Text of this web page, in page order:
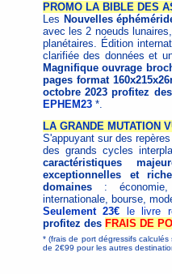
PROMO LA BIBLE DES
Les Nouvelles
avec les 2 noeuds
planétaires. Édition
clarifiée des données et
Magnifique ouvrage
pages format
octobre 2023 profitez
EPHEM23 *.
LA GRANDE MUTATION
S'appuyant sur des
des grands cycles
caractéristiques
exceptionnelles et
domaines : économie,
internationale, bourse,
Seulement 23€
le livre
profitez des FRAIS DE
* (frais de port dégressifs
de 2€99 pour les autres